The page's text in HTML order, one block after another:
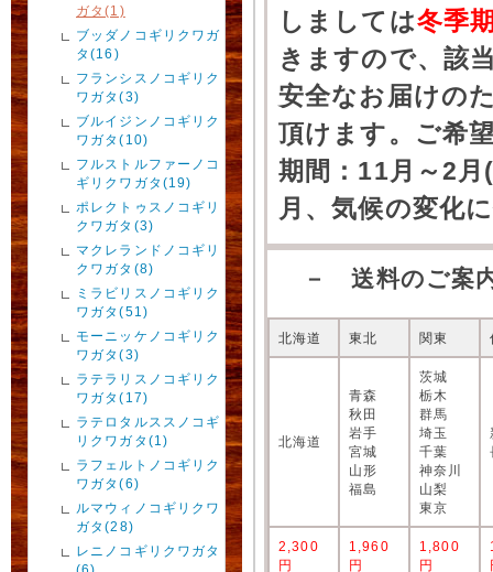
ガタ(1)
ブッダノコギリクワガ
タ(16)
フランシスノコギリク
ワガタ(3)
ブルイジンノコギリク
ワガタ(10)
フルストルファーノコ
ギリクワガタ(19)
ポレクトゥスノコギリ
クワガタ(3)
マクレランドノコギリ
クワガタ(8)
ミラビリスノコギリク
ワガタ(51)
モーニッケノコギリク
ワガタ(3)
ラテラリスノコギリク
ワガタ(17)
ラテロタルススノコギ
リクワガタ(1)
ラフェルトノコギリク
ワガタ(6)
ルマウィノコギリクワ
ガタ(28)
レニノコギリクワガタ
しましては冬季
きますので、該
安全なお届けの
頂けます。ご希
期間：11月～2
月、気候の変化
－ 送料のご案
北海道 東北 関東
北海道
青森
秋田
岩手
宮城
山形
福島
茨城
栃木
群馬
埼玉
千葉
神奈川
山梨
東京
2,300
円
1,960
円
1,800
円